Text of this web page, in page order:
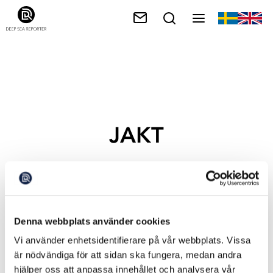
Denna webbplats använder cookies
Vi använder enhetsidentifierare på vår webbplats. Vissa
är nödvändiga för att sidan ska fungera, medan andra
hjälper oss att anpassa innehållet och analysera vår
JAKT